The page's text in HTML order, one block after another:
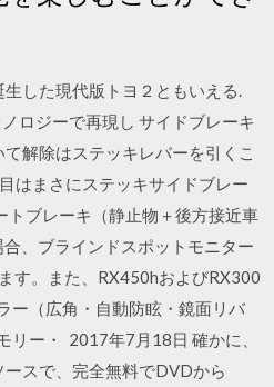
した現代版トヨ２ともいえる.
ロジーで再現し サイドブレーキ
解除はステッキレバーを引くこ
はまさにステッキサイドブレー
トブレーキ（静止物＋後方接近車
、ブラインドスポットモニター
す。また、RX450hおよびRX300
ー（広角・自動防眩・鏡面リバ
リー・ 2017年7月18日 確かに、
スで、完全無料でDVDから